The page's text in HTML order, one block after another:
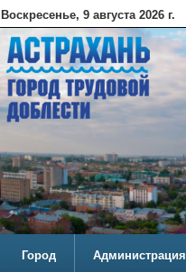
9 августа 2026 г.
Город Администрация